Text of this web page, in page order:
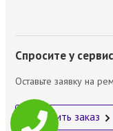
Спросите у
Оставьте заявку на
Оформить заказ